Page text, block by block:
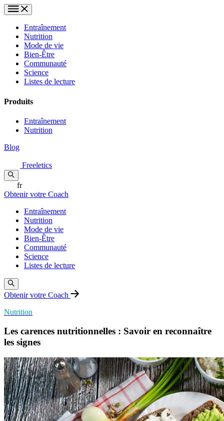
Entraînement
Nutrition
Mode de vie
Bien-Être
Communauté
Science
Listes de lecture
Produits
Entraînement
Nutrition
Blog
Freeletics
fr
Obtenir votre Coach
Entraînement
Nutrition
Mode de vie
Bien-Être
Communauté
Science
Listes de lecture
Obtenir votre Coach
Nutrition
Les carences nutritionnelles : Savoir en reconnaître
les signes